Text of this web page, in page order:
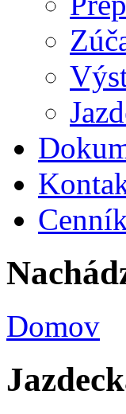
Domov